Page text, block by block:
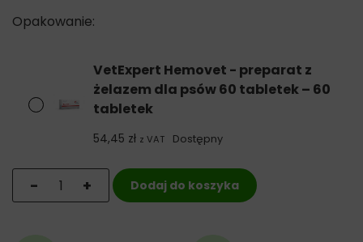
witamina B12,
VetExpert Hemovet - preparat z
żelazem dla psów 60 tabletek – 60
tabletek
54,45 zł z VAT Dostępny
ilość VetExpert Hemovet - preparat z żelazem dla
+
- Dodaj do koszyka